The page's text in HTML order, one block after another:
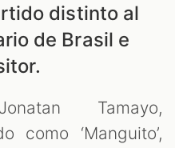
distinto al
de Brasil e
Tamayo,
como ‘Manguito’,